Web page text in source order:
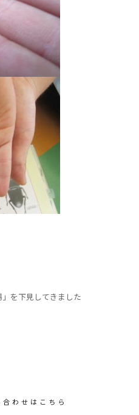
を下見してきました
わせはこちら